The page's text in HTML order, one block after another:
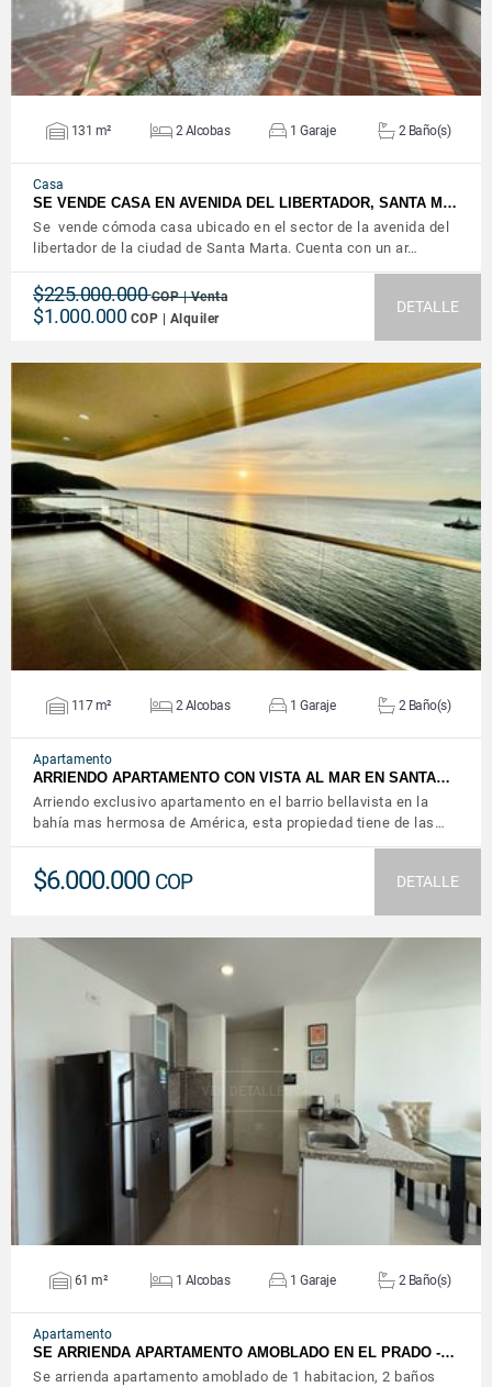
131 m² 2 Alcobas 1 Garaje 2 Baño(s)
Casa
SE VENDE CASA EN AVENIDA DEL LIBERTADOR, SANTA M…
Se vende cómoda casa ubicado en el sector de la avenida del
libertador de la ciudad de Santa Marta. Cuenta con un ar…
$225.000.000COP | Venta
$1.000.000 COP | Alquiler
DETALLE
VER DETALLES
117 m² 2 Alcobas 1 Garaje 2 Baño(s)
Apartamento
ARRIENDO APARTAMENTO CON VISTA AL MAR EN SANTA…
Arriendo exclusivo apartamento en el barrio bellavista en la
bahía mas hermosa de América, esta propiedad tiene de las…
$6.000.000 COP DETALLE
VER DETALLES
61 m² 1 Alcobas 1 Garaje 2 Baño(s)
Apartamento
SE ARRIENDA APARTAMENTO AMOBLADO EN EL PRADO -…
Se arrienda apartamento amoblado de 1 habitacion, 2 baños